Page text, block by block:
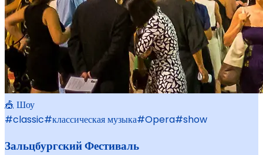
🎪 Шоу
#classic#классическая музыка#Opera#show
Зальцбургский Фестиваль